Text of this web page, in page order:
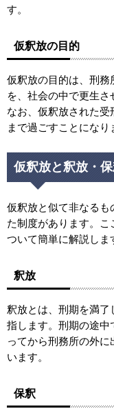
す。
仮釈放の目的
仮釈放の目的は、刑
を、社会の中で更生さ
なお、仮釈放された
まで過ごすことになり
仮釈放と釈放・
仮釈放と似て非なるも
た制度があります。
ついて簡単に解説しま
釈放
釈放とは、刑期を満了
指します。刑期の途中
ってから刑務所の外
います。
保釈